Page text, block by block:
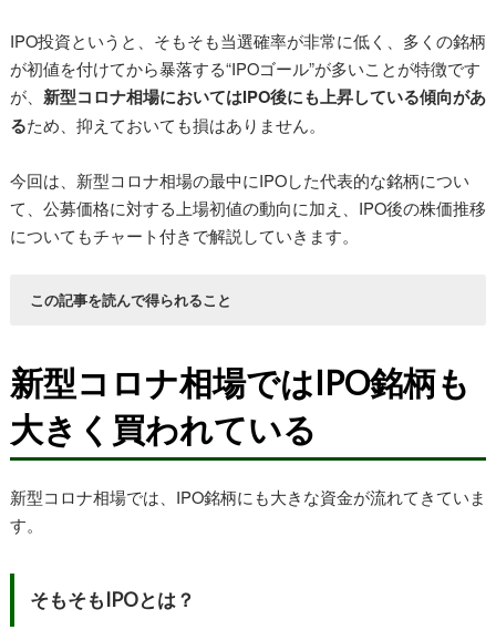
IPO投資というと、そもそも当選確率が非常に低く、多くの銘柄
が初値を付けてから暴落する“IPOゴール”が多いことが特徴です
が、 新型コロナ相場においてはIPO後にも上昇している傾向があ
るため、抑えておいても損はありません。
今回は、新型コロナ相場の最中にIPOした代表的な銘柄につい
て、公募価格に対する上場初値の動向に加え、IPO後の株価推移
についてもチャート付きで解説していきます。
この記事を読んで得られること
2020年新型コロナ相場中のIPO状況がわかる
新型コロナ相場中のIPO10銘柄の値動き解説
新型コロナ相場ではIPO銘柄も
大きく買われている
新型コロナ相場では、IPO銘柄にも大きな資金が流れてきていま
す。
そもそもIPOとは？